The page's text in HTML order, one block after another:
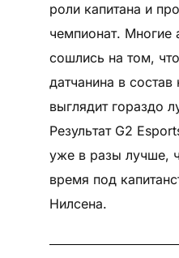
роли капитана и
чемпионат. Многие
сошлись на том,
датчанина в
выглядит гораздо
Результат G2
уже в разы лучше,
время под
Нилсена.